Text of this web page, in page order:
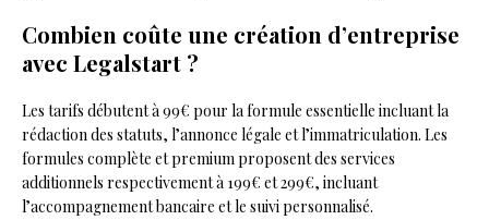
Combien coûte une création d’entreprise
avec Legalstart ?
Les tarifs débutent à 99€ pour la formule essentielle incluant la
rédaction des statuts, l’annonce légale et l’immatriculation. Les
formules complète et premium proposent des services
additionnels respectivement à 199€ et 299€, incluant
l’accompagnement bancaire et le suivi personnalisé.